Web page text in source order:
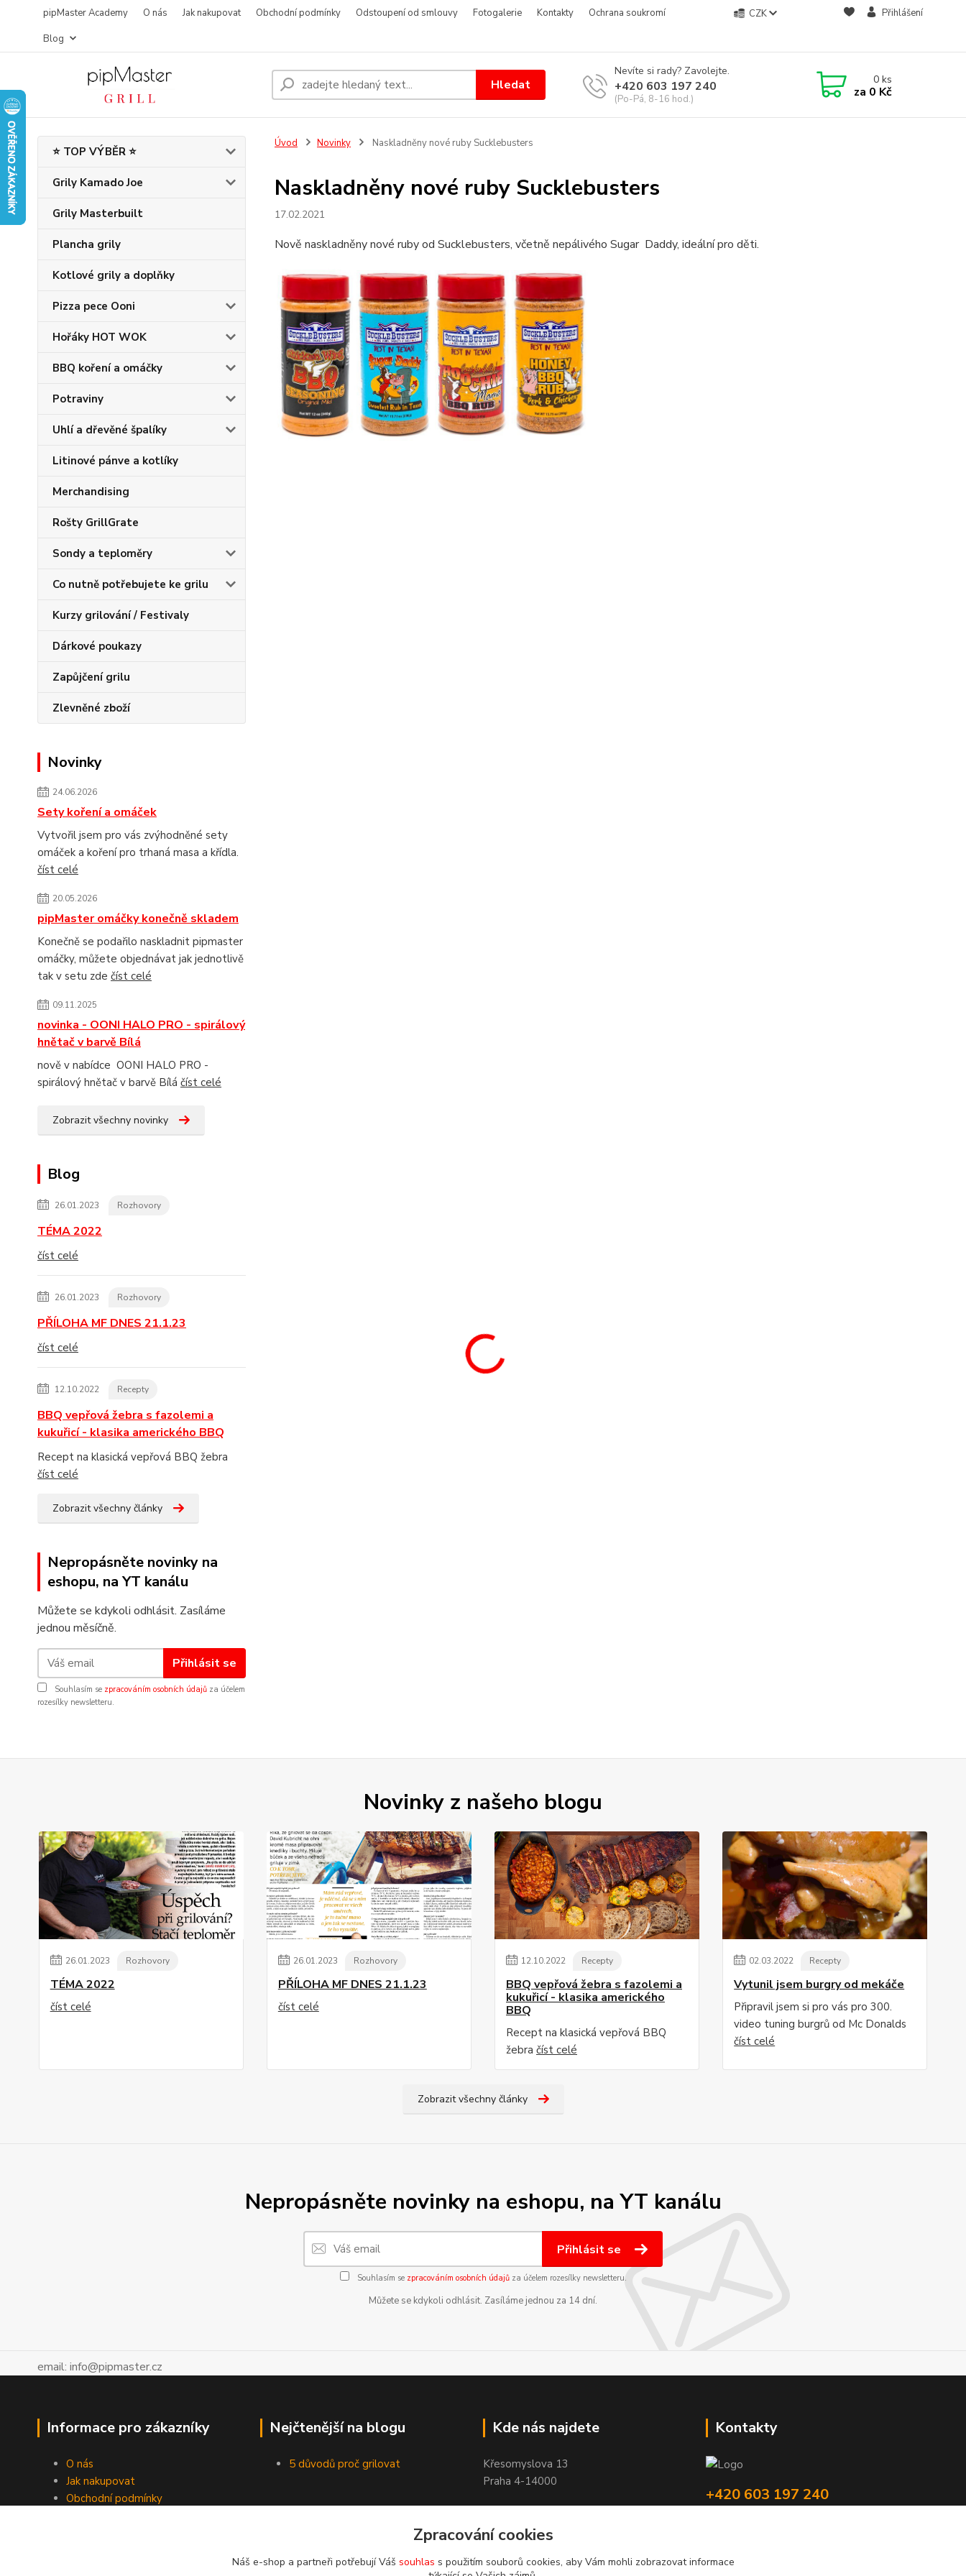
pipMaster Academy O nás Jak nakupovat Obchodní podmínky Odstoupení od smlouvy Fotogalerie Kontakty
Ochrana soukromí
Blog
CZK Přihlášení
Hledat
Nevíte si rady? Zavolejte.
+420 603 197 240
(Po-Pá, 8-16 hod.)
0ks
za 0 Kč
⭐ TOP VÝBĚR ⭐
Grily Kamado Joe
Grily Masterbuilt
Plancha grily
Kotlové grily a doplňky
Pizza pece Ooni
Hořáky HOT WOK
BBQ koření a omáčky
Potraviny
Uhlí a dřevěné špalíky
Litinové pánve a kotlíky
Merchandising
Rošty GrillGrate
Sondy a teploměry
Co nutně potřebujete ke grilu
Kurzy grilování / Festivaly
Dárkové poukazy
Zapůjčení grilu
Zlevněné zboží
Novinky
24.06.2026
Sety koření a omáček
Vytvořil jsem pro vás zvýhodněné sety
omáček a koření pro trhaná masa a křídla.
číst celé
20.05.2026
pipMaster omáčky konečně skladem
Konečně se podařilo naskladnit pipmaster
omáčky, můžete objednávat jak jednotlivě
tak v setu zde číst celé
09.11.2025
novinka - OONI HALO PRO - spirálový
hnětač v barvě Bílá
nově v nabídce OONI HALO PRO -
spirálový hnětač v barvě Bílá číst celé
Zobrazit všechny novinky
Blog
26.01.2023 Rozhovory
TÉMA 2022
číst celé
26.01.2023 Rozhovory
PŘÍLOHA MF DNES 21.1.23
číst celé
12.10.2022 Recepty
BBQ vepřová žebra s fazolemi a
kukuřicí - klasika amerického BBQ
Recept na klasická vepřová BBQ žebra
číst celé
Zobrazit všechny články
Nepropásněte novinky na
eshopu, na YT kanálu
Můžete se kdykoli odhlásit. Zasíláme
jednou měsíčně.
Přihlásit se
Souhlasím se zpracováním osobních údajů za účelem
rozesílky newsletteru.
Úvod Novinky Naskladněny nové ruby Sucklebusters
Naskladněny nové ruby Sucklebusters
17.02.2021
Nově naskladněny nové ruby od Sucklebusters, včetně nepálivého Sugar Daddy, ideální pro děti.
Novinky z našeho blogu
26.01.2023 Rozhovory
TÉMA 2022
číst celé
26.01.2023 Rozhovory
PŘÍLOHA MF DNES 21.1.23
číst celé
12.10.2022 Recepty
BBQ vepřová žebra s fazolemi a
kukuřicí - klasika amerického
BBQ
Recept na klasická vepřová BBQ
žebra číst celé
02.03.2022 Recepty
Vytunil jsem burgry od mekáče
Připravil jsem si pro vás pro 300.
video tuning burgrů od Mc Donalds
číst celé
Zobrazit všechny články
Nepropásněte novinky na eshopu, na YT kanálu
Přihlásit se
Souhlasím se zpracováním osobních údajůza účelem rozesílky newsletteru.
Můžete se kdykoli odhlásit. Zasíláme jednou za 14 dní.
email: info@pipmaster.cz
Informace pro zákazníky
O nás
Jak nakupovat
Obchodní podmínky
Nejčtenější na blogu
5 důvodů proč grilovat
Kde nás najdete
Křesomyslova 13
Praha 4-14000
Kontakty
+420 603 197 240
Zpracování cookies
Náš e-shop a partneři potřebují Váš souhlas s použitím souborů cookies, aby Vám mohli zobrazovat informace